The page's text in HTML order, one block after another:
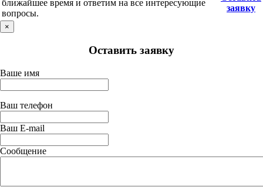
ближайшее время и ответим на все интересующие
вопросы.
заявку
×
Оставить заявку
Ваше имя
Ваш телефон
Ваш E-mail
Сообщение